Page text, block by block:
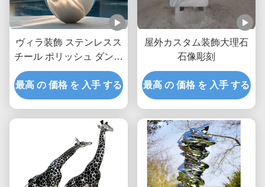
ヴィラ装飾 ステンレスス
チール ポリッシュ ダンサ
ー彫刻
最高 の 価格 を 入手 する
屋外カスタム装飾大理石
石像彫刻
最高 の 価格 を 入手 する